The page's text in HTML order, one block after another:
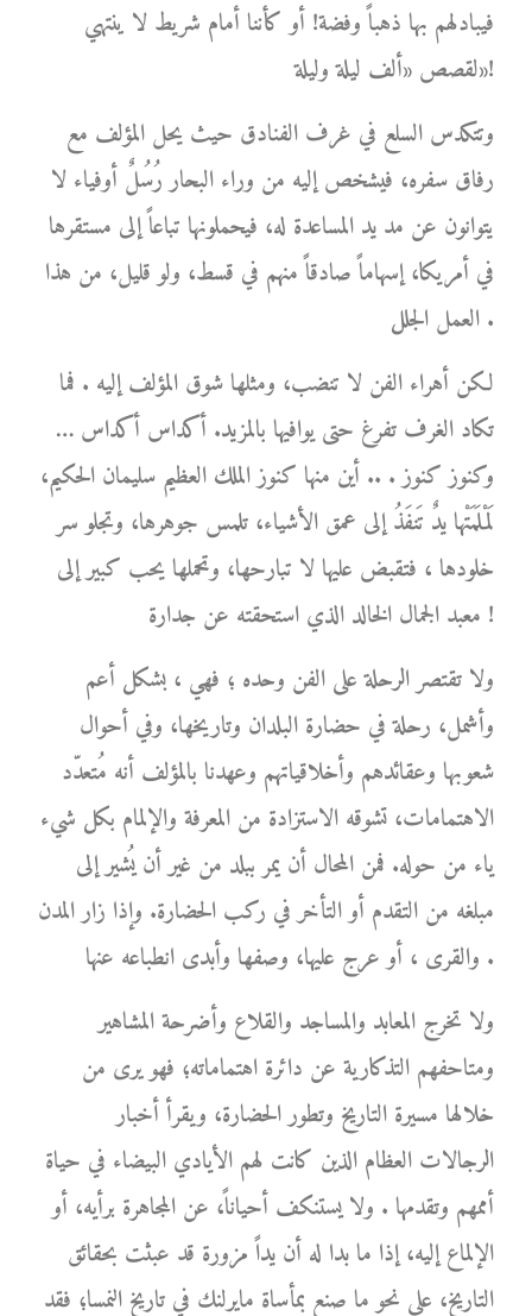
فيبادلهم بها ذهباً وفضة! أو كأننا أمام شريط لا ينتهي
لقصص «ألف ليلة وليلة»!
وتتكدس السلع في غرف الفنادق حيث يحل المؤلف مع
رفاق سفره، فيشخص إليه من وراء البحار رُسُلٌ أوفياء لا
يتوانون عن مد يد المساعدة له، فيحملونها تباعاً إلى مستقرها
في أمريكا، إسهاماً صادقاً منهم في قسط، ولو قليل، من هذا
العمل الجلل .
لكن أهراء الفن لا تنضب، ومثلها شوق المؤلف إليه . فما
تكاد الغرف تفرغ حتى يوافيها بالمزيد. أكداس أكداس …
وكنوز كنوز . .. أين منها كنوز الملك العظيم سليمان الحكيم،
لَمْلَمَتْها يدٌ تَنفَذُ إلى عمق الأشياء، تلمس جوهرها، وتجلو سر
خلودها ، فتقبض عليها لا تبارحها، وتحملها يحب كبير إلى
معبد الجمال الخالد الذي استحقته عن جدارة !
ولا تقتصر الرحلة على الفن وحده ؛ فهي ، بشكل أعم
وأشمل، رحلة في حضارة البلدان وتاريخها، وفي أحوال
شعوبها وعقائدهم وأخلاقياتهم وعهدنا بالمؤلف أنه مُتعدّد
الاهتمامات، تشوقه الاستزادة من المعرفة والإلمام بكل شيء
ياء من حوله. فمن المحال أن يمر ببلد من غير أن يُشير إلى
مبلغه من التقدم أو التأخر في ركب الحضارة. وإذا زار المدن
والقرى ، أو عرج عليها، وصفها وأبدى انطباعه عنها .
ولا تخرج المعابد والمساجد والقلاع وأضرحة المشاهير
ومتاحفهم التذكارية عن دائرة اهتماماته؛ فهو يرى من
خلالها مسيرة التاريخ وتطور الحضارة، ويقرأ أخبار
الرجالات العظام الذين كانت لهم الأيادي البيضاء في حياة
أممهم وتقدمها . ولا يستنكف أحياناً، عن المجاهرة برأيه، أو
الإلماع إليه، إذا ما بدا له أن يداً مزورة قد عبثت بحقائق
التاريخ، على نحو ما صنع بمأساة مايرلنك في تاريخ النمسا؛ فقد